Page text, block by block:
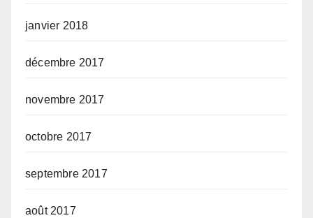
janvier 2018
décembre 2017
novembre 2017
octobre 2017
septembre 2017
août 2017